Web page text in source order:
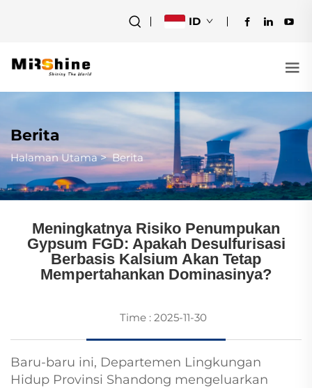
ID
Berita
Halaman Utama>Berita
Meningkatnya Risiko Penumpukan
Gypsum FGD: Apakah Desulfurisasi
Berbasis Kalsium Akan Tetap
Mempertahankan Dominasinya?
Time : 2025-11-30
Baru-baru ini, Departemen Lingkungan
Hidup Provinsi Shandong mengeluarkan